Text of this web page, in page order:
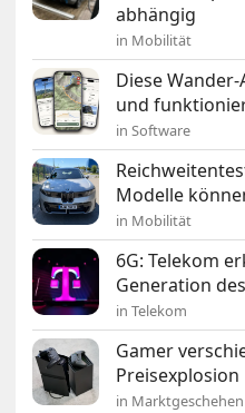
abhängig
in Mobilität
Diese
und
in Software
Modelle
in Mobilität
6G: Telekom
Generation
in Telekom
Gamer
Preisexplosion
in Marktgeschehen